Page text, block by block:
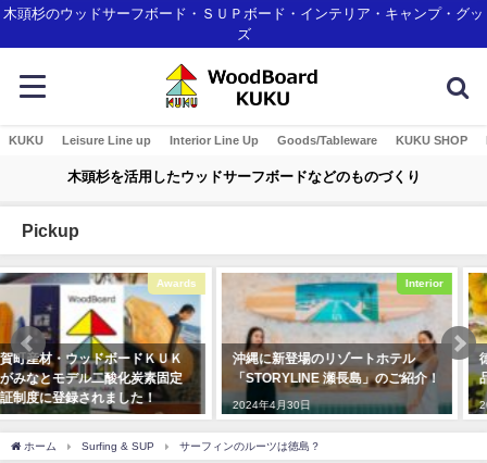
木頭杉のウッドサーフボード・ＳＵＰボード・インテリア・キャンプ・グッ
ズ
KUKU Leisure Line up Interior Line Up Goods/Tableware KUKU SHOP
木頭杉を活用したウッドサーフボードなどのものづくり
Pickup
Interior
沖縄に新登場のリゾートホテル
「STORYLINE 瀬長島」のご紹介！
2024年4月30日
Event
徳島県那賀町のふるさと納税返礼
品（WoodBoard KUKU関係）
2021年8月17日
ホーム Surfing & SUP サーフィンのルーツは徳島？